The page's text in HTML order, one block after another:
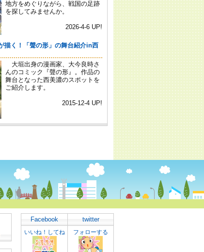
Facebook
いいね！してね
twitter
フォローする